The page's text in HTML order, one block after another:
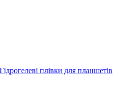
Гідрогелеві плівки для планшетів